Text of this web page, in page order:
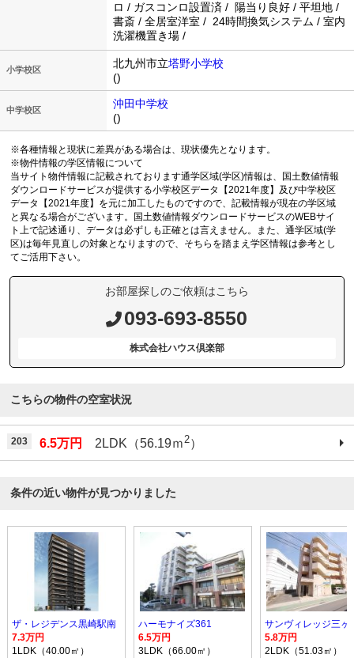
ロ / ガスコンロ設置済 / 陽当り良好 / 平坦地 /
書斎 / 全居室洋室 / 24時間換気システム / 室内
洗濯機置き場 /
小学校区 北九州市立塔野小学校
()
中学校区
沖田中学校
()
※各種情報と現状に差異がある場合は、現状優先となります。
※物件情報の学区情報について
当サイト物件情報に記載されております通学区域(学区)情報は、国土数値情報
ダウンロードサービスが提供する小学校区データ【2021年度】及び中学校区
データ【2021年度】を元に加工したものですので、記載情報が現在の学区域
と異なる場合がございます。国土数値情報ダウンロードサービスのWEBサイ
ト上で記述通り、データは必ずしも正確とは言えません。また、通学区域(学
区)は毎年見直しの対象となりますので、そちらを踏まえ学区情報は参考とし
てご活用下さい。
お部屋探しのご依頼はこちら
093-693-8550
株式会社ハウス倶楽部
こちらの物件の空室状況
203 6.5万円 2LDK（56.19ｍ2）
条件の近い物件が見つかりました
ザ・レジデンス黒崎駅南
7.3万円
1LDK（40.00㎡）
ハーモナイズ361
6.5万円
3LDK（66.00㎡）
サンヴィレッジ三ヶ
5.8万円
2LDK（51.03㎡）